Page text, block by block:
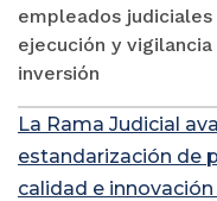
empleados
ejecución y
inversión
La Rama Judicial
estandarización de
calidad e